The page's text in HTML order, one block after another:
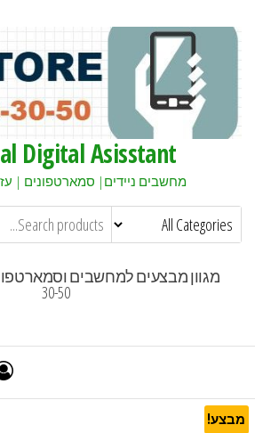
Digital Asisstant
מחשבים ניידים| סמארטפונים |
30-50
מבצע!